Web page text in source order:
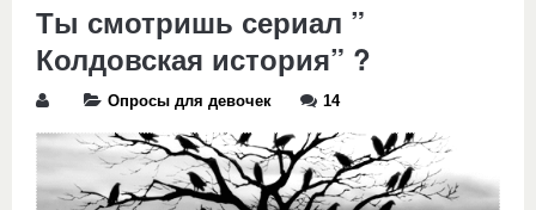
Ты смотришь сериал ”
Колдовская история” ?
Опросы для девочек 14